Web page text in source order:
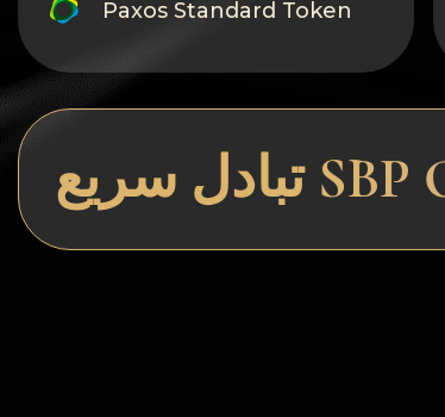
Paxos Standard Token
Tron
GRAM
Notcoin (NOT)